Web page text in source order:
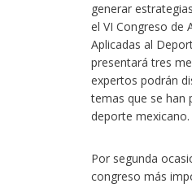
generar
el VI Congreso de
Aplicadas al
presentará tres
expertos podrán
temas que se han
deporte mexicano.
Por segunda
congreso más